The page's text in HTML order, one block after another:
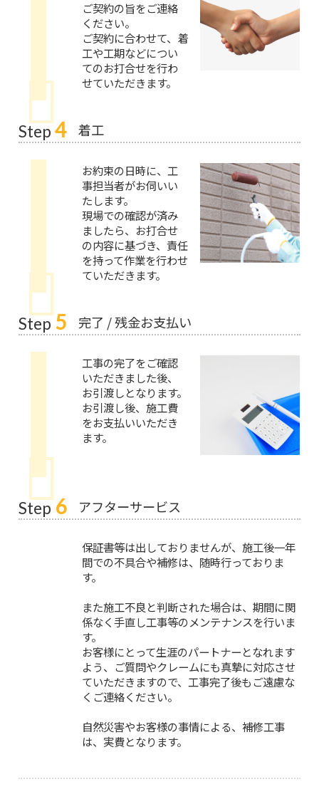
ご契約の旨をご連絡
ください。
ご契約に合わせて、着
工や工期などについ
てのお打合せを行わ
せていただきます。
Step 4 着工
お約束の日時に、工
事担当者がお伺いい
たします。
現場での確認が済み
ましたら、お打合せ
の内容に基づき、責任
を持って作業を行わせ
ていただきます。
Step 5 完了 / 残金お支払い
工事の完了をご確認
いただきました後、
お引渡しとなります。
お引渡し後、施工費
をお支払いいただき
ます。
Step 6 アフターサービス
保証書等は出しておりませんが、施工後一年
間での不具合や補修は、随時行っておりま
す。
また施工不良と判断された場合は、期間に関
係なく手直し工事等のメンテナンスを行いま
す。
お客様にとって生涯のパートナーとなれます
よう、ご質問やクレームにも真摯に対応させ
ていただきますので、工事完了後もご遠慮な
くご連絡ください。
自然災害やお客様の事情による、補修工事
は、実費となります。